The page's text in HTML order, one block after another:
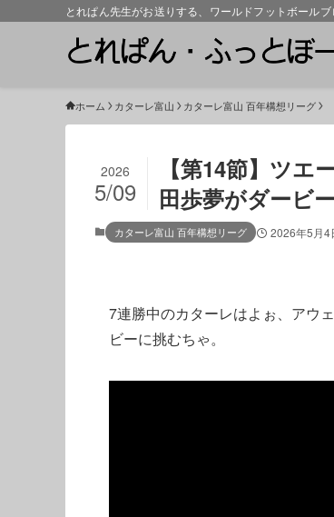
とれぱん先生がお送りする、ワールドフットボール
ホーム カターレ富山 カターレ富山 百年構想リーグ
【第14節】ツ
田歩夢がダービ
2026
5/09
カターレ富山 百年構想リーグ 2026年5月4
7連勝中のカターレはよぉ、アウ
ビーに挑むちゃ。